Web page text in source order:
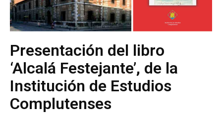
Presentación del libro
‘Alcalá Festejante’, de la
Institución de Estudios
Complutenses